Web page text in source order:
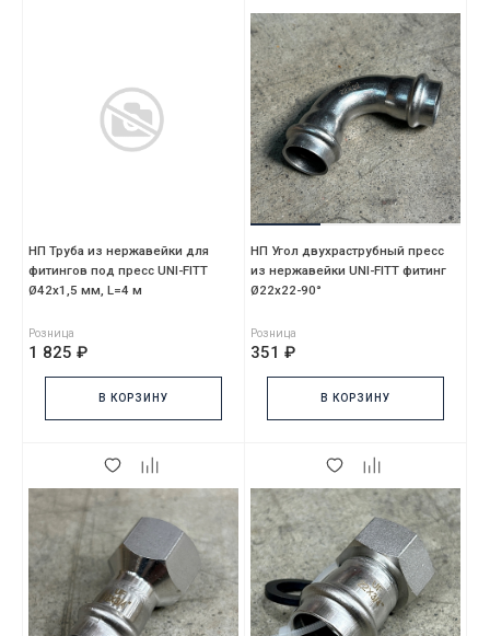
НП Труба из нержавейки для
фитингов под пресс UNI-FITT
Ø42х1,5 мм, L=4 м
Розница
1 825 ₽
В КОРЗИНУ
НП Угол двухраструбный пресс
из нержавейки UNI-FITT фитинг
Ø22х22-90°
Розница
351 ₽
В КОРЗИНУ